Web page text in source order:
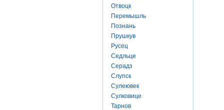
Отвоцк
Перемышль
Познань
Прушкув
Русец
Седльце
Серадз
Слупск
Сулеювек
Сулковице
Тарнов